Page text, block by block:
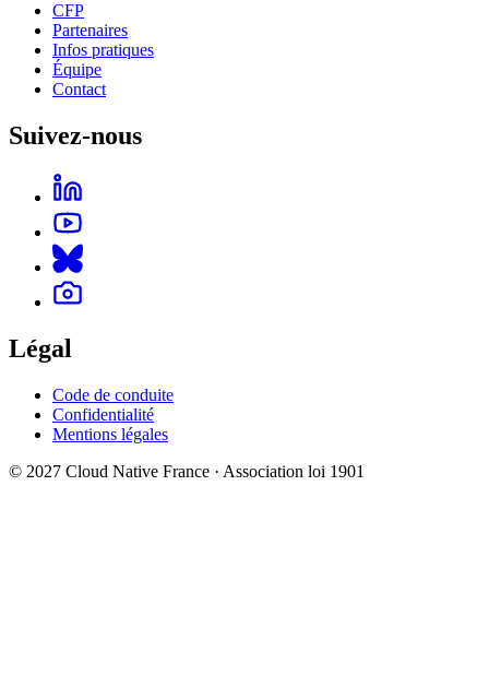
CFP
Partenaires
Infos pratiques
Équipe
Contact
Suivez-nous
Légal
Code de conduite
Confidentialité
Mentions légales
© 2027 Cloud Native France · Association loi 1901